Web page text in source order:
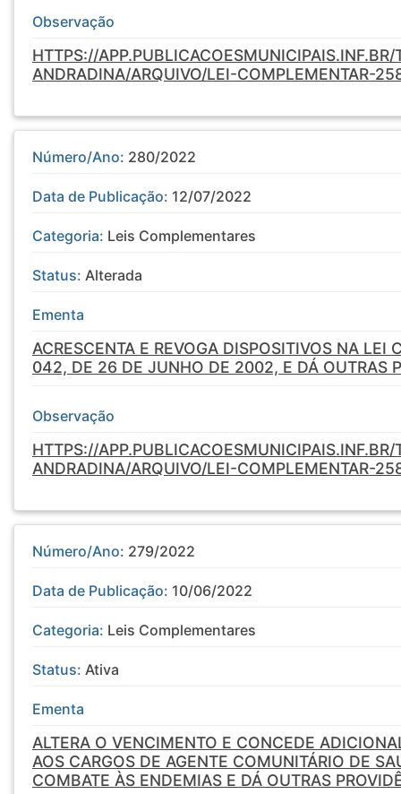
Observação
HTTPS://
ANDRADINA/ARQUIVO/LEI-COMPLEMENTAR-
Número/Ano: 280/2022
Data de Publicação: 12/07/2022
Categoria: Leis Complementares
Status: Alterada
Ementa
ACRESCENTA E REVOGA DISPOSITIVOS NA LEI
042, DE 26 DE JUNHO DE 2002, E DÁ OUTRAS
Observação
HTTPS://
ANDRADINA/ARQUIVO/LEI-COMPLEMENTAR-
Número/Ano: 279/2022
Data de Publicação: 10/06/2022
Categoria: Leis Complementares
Status: Ativa
Ementa
ALTERA O VENCIMENTO E CONCEDE
AOS CARGOS DE AGENTE COMUNITÁRIO DE
COMBATE ÀS ENDEMIAS E DÁ OUTRAS